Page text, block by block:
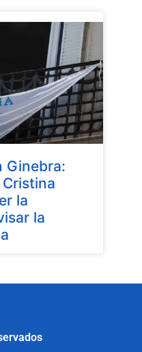
Ginebra:
la
la